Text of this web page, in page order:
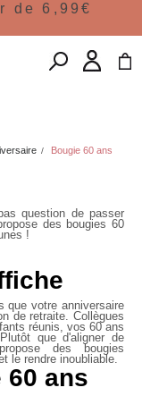
de 6,99€
Bougie 60 ans
question de passer
des bougies 60
!
que votre anniversaire
de retraite. Collègues
réunis, vos 60 ans
que d'aligner de
des
bougies
le rendre inoubliable.
ans